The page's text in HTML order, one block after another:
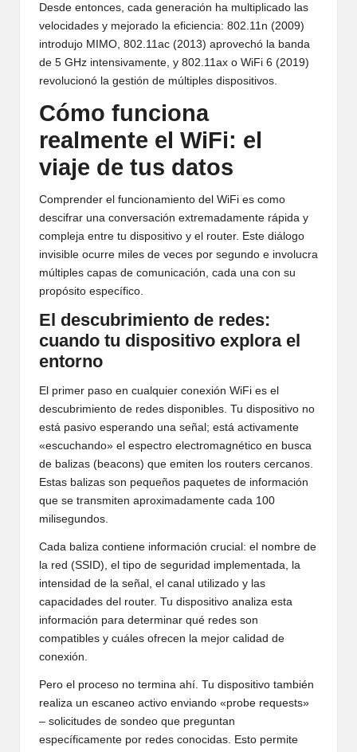
Desde entonces, cada generación ha multiplicado las
velocidades y mejorado la eficiencia: 802.11n (2009)
introdujo MIMO, 802.11ac (2013) aprovechó la banda
de 5 GHz intensivamente, y 802.11ax o WiFi 6 (2019)
revolucionó la gestión de múltiples dispositivos.
Cómo funciona
realmente el WiFi: el
viaje de tus datos
Comprender el funcionamiento del WiFi es como
descifrar una conversación extremadamente rápida y
compleja entre tu dispositivo y el router. Este diálogo
invisible ocurre miles de veces por segundo e involucra
múltiples capas de comunicación, cada una con su
propósito específico.
El descubrimiento de redes:
cuando tu dispositivo explora el
entorno
El primer paso en cualquier conexión WiFi es el
descubrimiento de redes disponibles. Tu dispositivo no
está pasivo esperando una señal; está activamente
«escuchando» el espectro electromagnético en busca
de balizas (beacons) que emiten los routers cercanos.
Estas balizas son pequeños paquetes de información
que se transmiten aproximadamente cada 100
milisegundos.
Cada baliza contiene información crucial: el nombre de
la red (SSID), el tipo de seguridad implementada, la
intensidad de la señal, el canal utilizado y las
capacidades del router. Tu dispositivo analiza esta
información para determinar qué redes son
compatibles y cuáles ofrecen la mejor calidad de
conexión.
Pero el proceso no termina ahí. Tu dispositivo también
realiza un escaneo activo enviando «probe requests»
– solicitudes de sondeo que preguntan
específicamente por redes conocidas. Esto permite